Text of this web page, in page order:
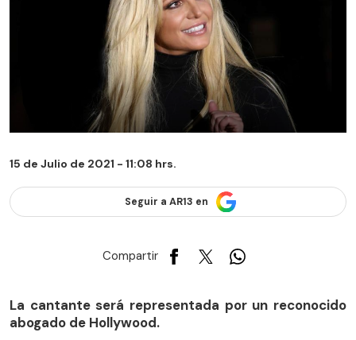
15 de Julio de 2021 - 11:08 hrs.
Seguir a AR13 en
Compartir
La cantante será representada por un reconocido
abogado de Hollywood.